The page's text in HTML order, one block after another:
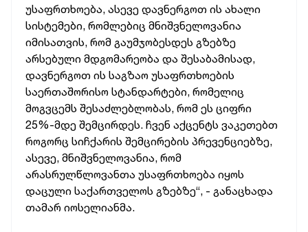
უსაფრთხოება, ასევე დავნერგოთ ის ახალი
სისტემები, რომლებიც მნიშვნელოვანია
იმისათვის, რომ გაუმჯობესდეს გზებზე
არსებული მდგომარეობა და შესაბამისად,
დავნერგოთ ის საგზაო უსაფრთხოების
საერთაშორისო სტანდარტები, რომელიც
მოგვცემს შესაძლებლობას, რომ ეს ციფრი
25%-მდე შემცირდეს. ჩვენ აქცენტს ვაკეთებთ
როგორც სიჩქარის შემცირების პრევენციებზე,
ასევე, მნიშვნელოვანია, რომ
არასრულწლოვანთა უსაფრთხოება იყოს
დაცული საქართველოს გზებზე“, - განაცხადა
თამარ იოსელიანმა.